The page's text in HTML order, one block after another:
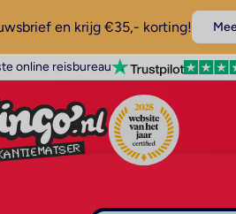
en krijg €35,- korting!
online reisbureau